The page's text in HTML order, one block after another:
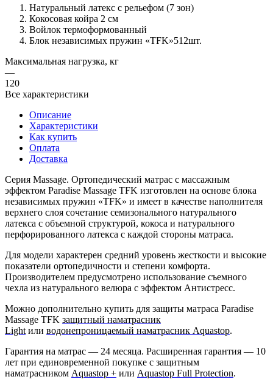
Натуральный латекс с рельефом (7 зон)
Кокосовая койра 2 см
Войлок термоформованный
Блок независимых пружин «TFK»512шт.
Максимальная нагрузка, кг
—
120
Все характеристики
Описание
Характеристики
Как купить
Оплата
Доставка
Серия Massage. Ортопедический матрас с массажным
эффектом Paradise Massage TFK изготовлен на основе блока
независимых пружин «TFK» и имеет в качестве наполнителя
верхнего слоя сочетание семизонального натурального
латекса с объемной структурой, кокоса и натурального
перфорированного латекса с каждой стороны матраса.
Для модели характерен средний уровень жесткости и высокие
показатели ортопедичности и степени комфорта.
Производителем предусмотрено использование съемного
чехла из натурального велюра с эффектом Антистресс.
Можно дополнительно купить для защиты матраса Paradise
Massage TFK защитный наматрасник
Light или водонепроницаемый наматрасник Aquastop.
Гарантия на матрас — 24 месяца. Расширенная гарантия — 10
лет при единовременной покупке с защитным
наматрасником Aquastop + или Aquastop Full Protection.